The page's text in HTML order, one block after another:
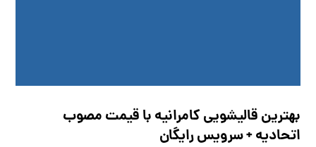
بهترین قالیشویی کامرانیه با قیمت مصوب
اتحادیه + سرویس رایگان